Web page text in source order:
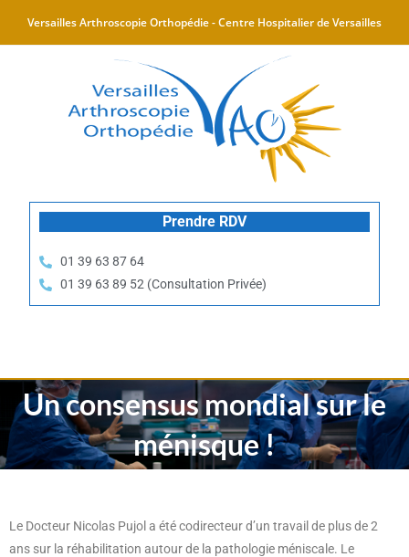
Versailles Arthroscopie Orthopédie - Centre Hospitalier de Versailles
Prendre RDV
01 39 63 87 64
01 39 63 89 52 (Consultation Privée)
Un consensus mondial sur le
ménisque !
Le Docteur Nicolas Pujol a été codirecteur d’un travail de plus de 2
ans sur la réhabilitation autour de la pathologie méniscale. Le